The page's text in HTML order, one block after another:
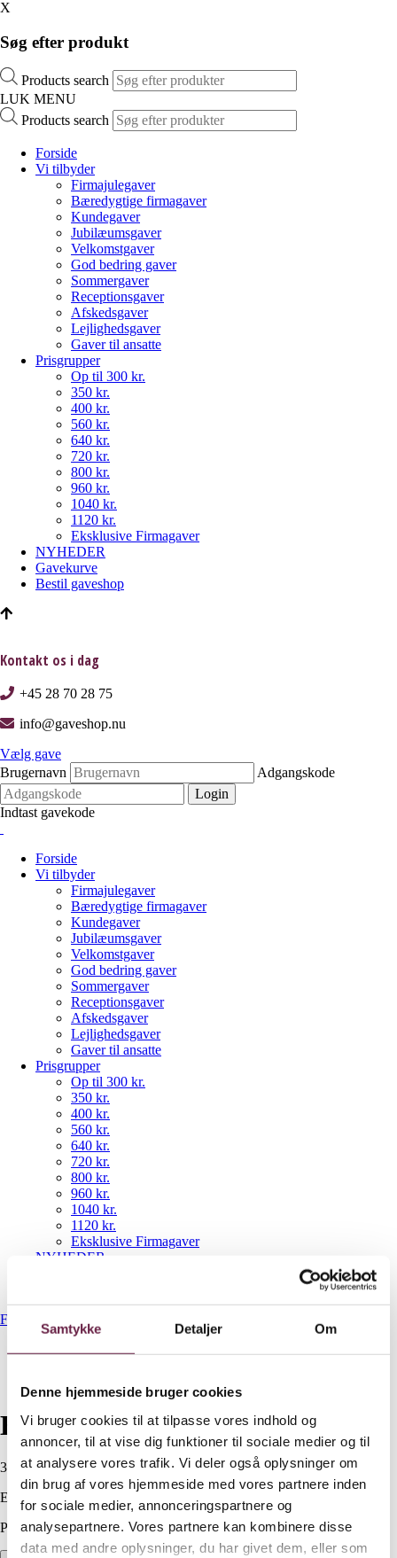
Samtykke Detaljer Om
Denne hjemmeside bruger cookies
Vi bruger cookies til at tilpasse vores indhold og
annoncer, til at vise dig funktioner til sociale medier og til
at analysere vores trafik. Vi deler også oplysninger om
din brug af vores hjemmeside med vores partnere inden
for sociale medier, annonceringspartnere og
analysepartnere. Vores partnere kan kombinere disse
data med andre oplysninger, du har givet dem, eller som
X
Søg efter produkt
Products search
LUK MENU
Products search
Forside
Vi tilbyder
Firmajulegaver
Bæredygtige firmagaver
Kundegaver
Jubilæumsgaver
Velkomstgaver
God bedring gaver
Sommergaver
Receptionsgaver
Afskedsgaver
Lejlighedsgaver
Gaver til ansatte
Prisgrupper
Op til 300 kr.
350 kr.
400 kr.
560 kr.
640 kr.
720 kr.
800 kr.
960 kr.
1040 kr.
1120 kr.
Eksklusive Firmagaver
NYHEDER
Gavekurve
Bestil gaveshop
Kontakt os i dag
+45 28 70 28 75
info@gaveshop.nu
Vælg gave
Brugernavn
Adgangskode
Login
Indtast gavekode
Forside
Vi tilbyder
Firmajulegaver
Bæredygtige firmagaver
Kundegaver
Jubilæumsgaver
Velkomstgaver
God bedring gaver
Sommergaver
Receptionsgaver
Afskedsgaver
Lejlighedsgaver
Gaver til ansatte
Prisgrupper
Op til 300 kr.
350 kr.
400 kr.
560 kr.
640 kr.
720 kr.
800 kr.
960 kr.
1040 kr.
1120 kr.
Eksklusive Firmagaver
NYHEDER
Forside
Haws trådløs stegetermometer
300,00DKK
Ekskl. moms
På lager